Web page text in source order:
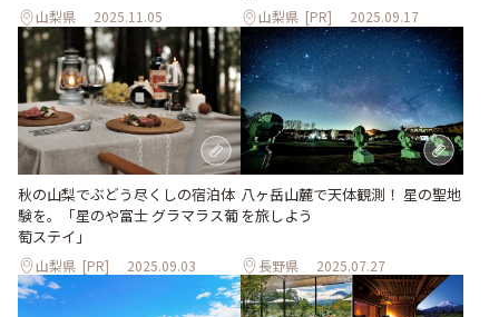
山梨県 2025.11.05 山梨県 [PR] 2025.09.17
秋の山梨でぶどう尽くしの宿泊体
験を。「星のや富士 グラマラス葡
萄ステイ」
山梨県 [PR] 2025.09.03
八ヶ岳山麓で天体観測！ 星の聖地
を旅しよう
長野県 2025.07.27